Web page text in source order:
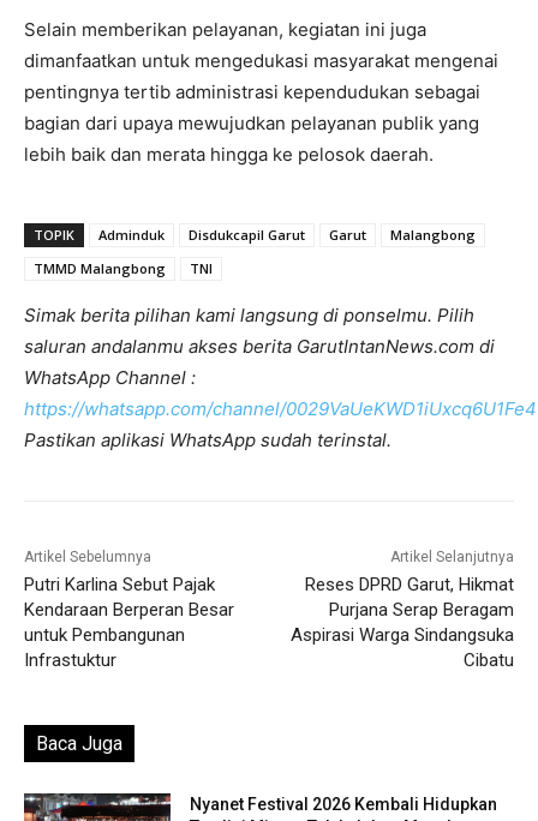
Selain memberikan pelayanan, kegiatan ini juga
dimanfaatkan untuk mengedukasi masyarakat mengenai
pentingnya tertib administrasi kependudukan sebagai
bagian dari upaya mewujudkan pelayanan publik yang
lebih baik dan merata hingga ke pelosok daerah.
TOPIK Adminduk Disdukcapil Garut Garut
Malangbong
TMMD Malangbong
TNI
Simak berita pilihan kami langsung di ponselmu. Pilih
saluran andalanmu akses berita GarutIntanNews.com di
WhatsApp Channel :
https://whatsapp.com/channel/
Pastikan aplikasi WhatsApp sudah terinstal.
Artikel Sebelumnya
Putri Karlina Sebut Pajak
Kendaraan Berperan Besar
untuk Pembangunan
Infrastuktur
Artikel Selanjutnya
Reses DPRD Garut, Hikmat
Purjana Serap Beragam
Aspirasi Warga Sindangsuka
Cibatu
Baca Juga
Nyanet Festival 2026 Kembali Hidupkan